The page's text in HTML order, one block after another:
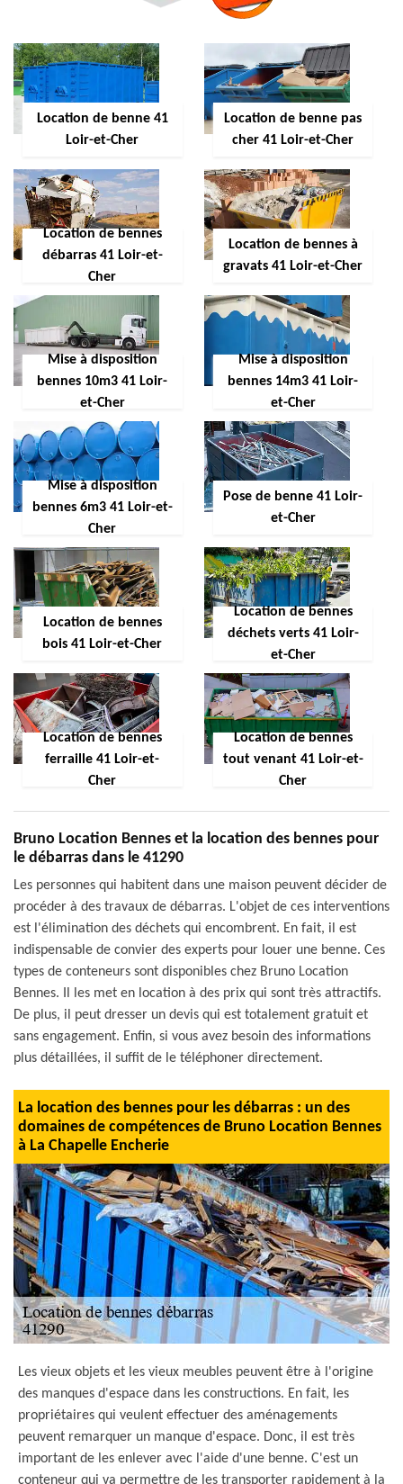
Location de benne 41
Loir-et-Cher
Location de benne pas
cher 41 Loir-et-Cher
Location de bennes
débarras 41 Loir-et-
Cher
Location de bennes à
gravats 41 Loir-et-Cher
Mise à disposition
bennes 10m3 41 Loir-
et-Cher
Mise à disposition
bennes 14m3 41 Loir-
et-Cher
Mise à disposition
bennes 6m3 41 Loir-et-
Cher
Pose de benne 41 Loir-
et-Cher
Location de bennes
bois 41 Loir-et-Cher
Location de bennes
déchets verts 41 Loir-
et-Cher
Location de bennes
ferraille 41 Loir-et-
Cher
Location de bennes
tout venant 41 Loir-et-
Cher
Bruno Location Bennes et la location des bennes pour
le débarras dans le 41290
Les personnes qui habitent dans une maison peuvent décider de
procéder à des travaux de débarras. L'objet de ces interventions
est l'élimination des déchets qui encombrent. En fait, il est
indispensable de convier des experts pour louer une benne. Ces
types de conteneurs sont disponibles chez Bruno Location
Bennes. Il les met en location à des prix qui sont très attractifs.
De plus, il peut dresser un devis qui est totalement gratuit et
sans engagement. Enfin, si vous avez besoin des informations
plus détaillées, il suffit de le téléphoner directement.
La location des bennes pour les débarras : un des
domaines de compétences de Bruno Location Bennes
à La Chapelle Encherie
Les vieux objets et les vieux meubles peuvent être à l'origine
des manques d'espace dans les constructions. En fait, les
propriétaires qui veulent effectuer des aménagements
peuvent remarquer un manque d'espace. Donc, il est très
important de les enlever avec l'aide d'une benne. C'est un
conteneur qui va permettre de les transporter rapidement à la